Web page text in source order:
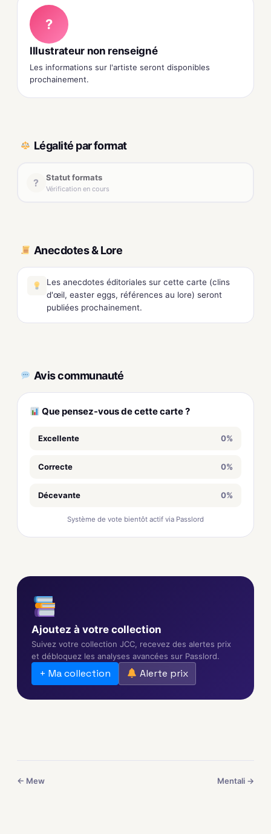
?
Illustrateur non renseigné
Les informations sur l'artiste seront disponibles
prochainement.
Légalité par format
? Statut formats
Vérification en cours
Anecdotes & Lore
Les anecdotes éditoriales sur cette carte (clins
d'œil, easter eggs, références au lore) seront
publiées prochainement.
Avis communauté
Que pensez-vous de cette carte ?
Excellente 0%
Correcte 0%
Décevante 0%
Système de vote bientôt actif via Passlord
Ajoutez à votre collection
Suivez votre collection JCC, recevez des alertes prix
et débloquez les analyses avancées sur Passlord.
+ Ma collection Alerte prix
← Mew Mentali →